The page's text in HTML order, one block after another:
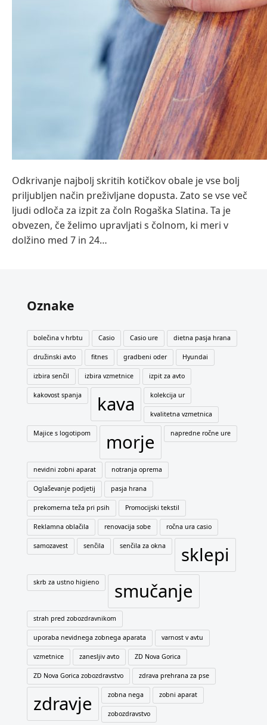
Odkrivanje najbolj skritih kotičkov obale je vse bolj
priljubljen način preživljane dopusta. Zato se vse več
ljudi odloča za izpit za čoln Rogaška Slatina. Ta je
obvezen, če želimo upravljati s čolnom, ki meri v
dolžino med 7 in 24…
Oznake
bolečina v hrbtu Casio Casio ure dietna pasja hrana
družinski avto fitnes gradbeni oder Hyundai
izbira senčil izbira vzmetnice izpit za avto
kakovost spanja kava kolekcija ur
kvalitetna vzmetnica
Majice s logotipom morje napredne ročne ure
nevidni zobni aparat notranja oprema
Oglaševanje podjetij pasja hrana
prekomerna teža pri psih Promocijski tekstil
Reklamna oblačila renovacija sobe ročna ura casio
samozavest senčila senčila za okna sklepi
skrb za ustno higieno smučanje
strah pred zobozdravnikom
uporaba nevidnega zobnega aparata varnost v avtu
vzmetnice zanesljiv avto ZD Nova Gorica
ZD Nova Gorica zobozdravstvo zdrava prehrana za pse
zdravje zobna nega zobni aparat
zobozdravstvo